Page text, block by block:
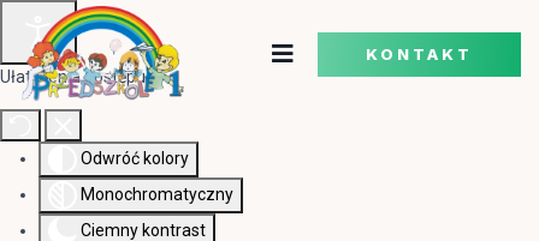
Ułatwienia dostępu
Odwróć kolory
Monochromatyczny
Ciemny kontrast
KONTAKT